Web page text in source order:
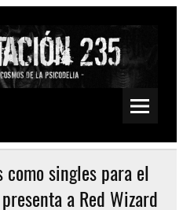
Sludge, Fuzz, Space, Drone
como singles para el
a Red Wizard